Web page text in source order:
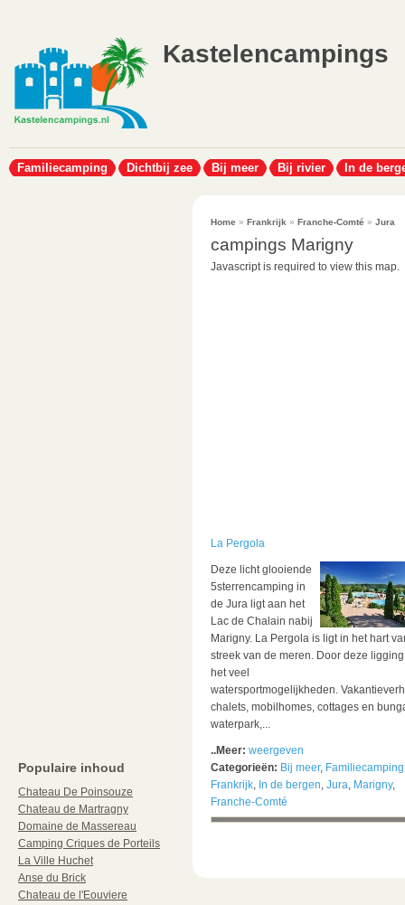
Kastelencampings
Familiecamping Dichtbij zee Bij meer Bij rivier In de
Populaire inhoud
Chateau De Poinsouze
Chateau de Martragny
Domaine de Massereau
Camping Criques de Porteils
La Ville Huchet
Anse du Brick
Chateau de l'Eouviere
Home » Frankrijk » Franche-Comté » Jura
campings Marigny
Javascript is required to view this map.
La Pergola
Deze licht glooiende
5sterrencamping in
de Jura ligt aan het
Lac de Chalain nabij
Marigny. La Pergola is ligt in het hart
streek van de meren. Door deze
het veel
watersportmogelijkheden.
chalets, mobilhomes, cottages en
waterpark,...
..Meer: weergeven
Categorieën: Bij meer, Familiecamping
Frankrijk, In de bergen, Jura, Marigny,
Franche-Comté